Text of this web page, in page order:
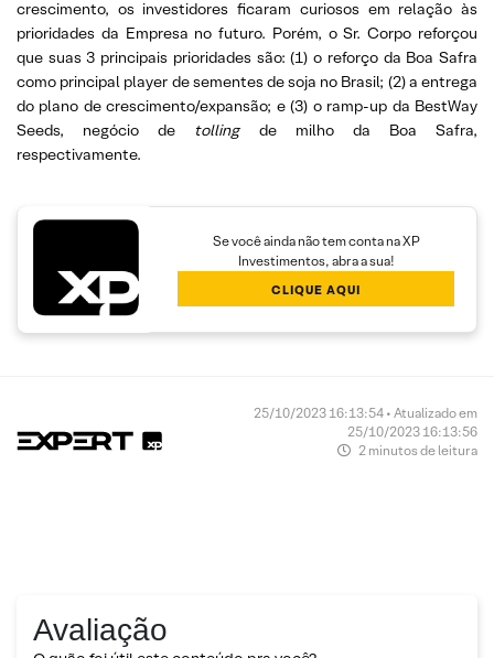
crescimento, os investidores ficaram curiosos em relação às
prioridades da Empresa no futuro. Porém, o Sr. Corpo reforçou
que suas 3 principais prioridades são: (1) o reforço da Boa Safra
como principal player de sementes de soja no Brasil; (2) a entrega
do plano de crescimento/expansão; e (3) o ramp-up da BestWay
Seeds, negócio de tolling de milho da Boa Safra,
respectivamente.
Se você ainda não tem conta na XP
Investimentos, abra a sua!
CLIQUE AQUI
25/10/2023 16:13:54 • Atualizado em
25/10/2023 16:13:56
2 minutos de leitura
Avaliação